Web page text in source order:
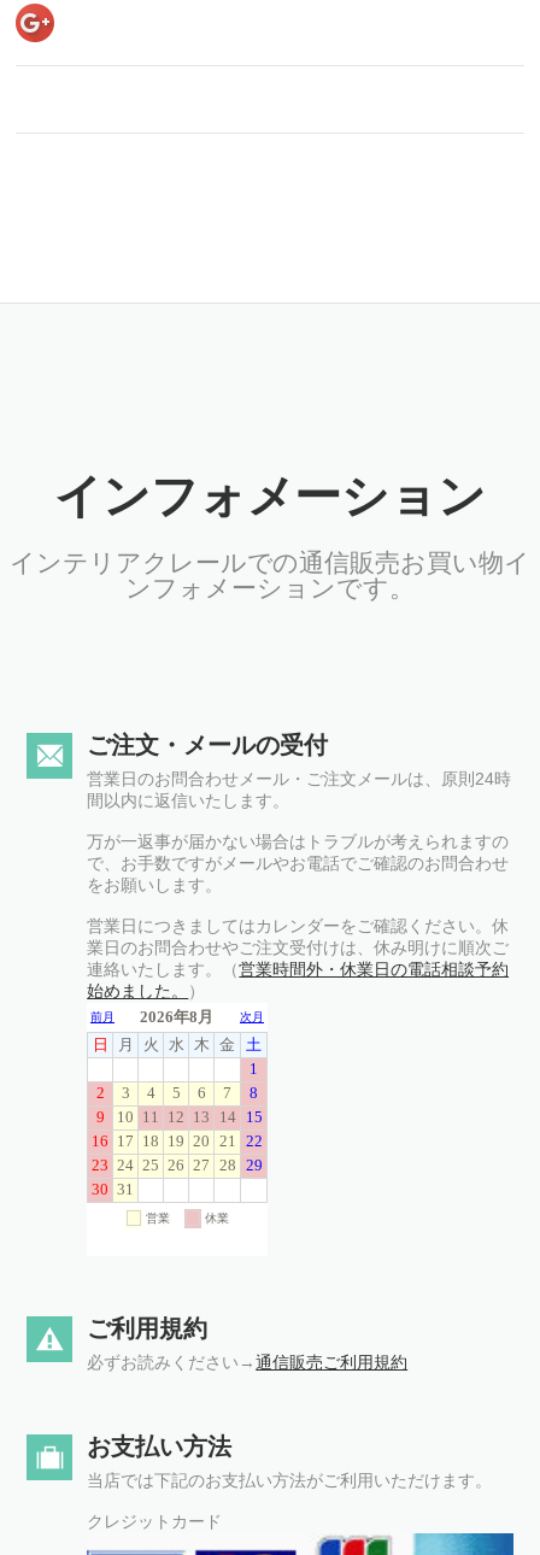
インフォメーション
インテリアクレールでの通信販売お買い物イ
ンフォメーションです。
ご注文・メールの受付
営業日のお問合わせメール・ご注文メールは、原則24時
間以内に返信いたします。
万が一返事が届かない場合はトラブルが考えられますの
で、お手数ですがメールやお電話でご確認のお問合わせ
をお願いします。
営業日につきましてはカレンダーをご確認ください。休
業日のお問合わせやご注文受付けは、休み明けに順次ご
連絡いたします。（営業時間外・休業日の電話相談予約
始めました。
）
ご利用規約
必ずお読みください→通信販売ご利用規約
お支払い方法
当店では下記のお支払い方法がご利用いただけます。
クレジットカード